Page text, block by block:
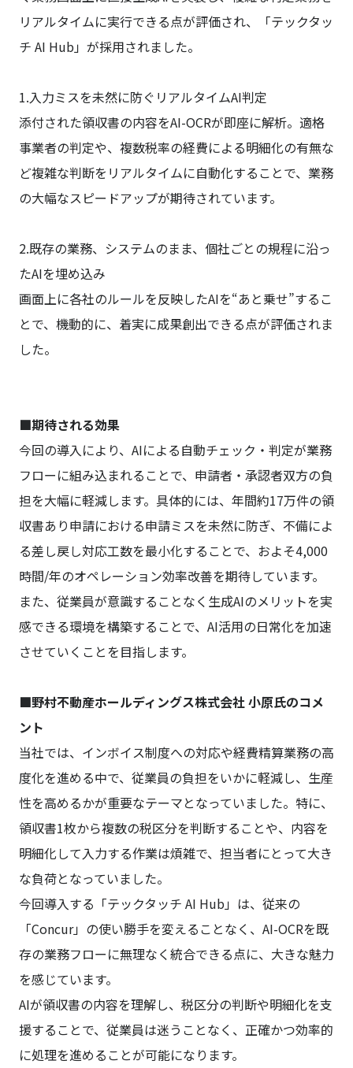
リアルタイムに実行できる点が評価され、「テックタッ
チ AI Hub」が採用されました。
1.入力ミスを未然に防ぐリアルタイムAI判定
添付された領収書の内容をAI-OCRが即座に解析。適格
事業者の判定や、複数税率の経費による明細化の有無な
ど複雑な判断をリアルタイムに自動化することで、業務
の大幅なスピードアップが期待されています。
2.既存の業務、システムのまま、個社ごとの規程に沿っ
たAIを埋め込み
画面上に各社のルールを反映したAIを“あと乗せ”するこ
とで、機動的に、着実に成果創出できる点が評価されま
した。
■期待される効果
今回の導入により、AIによる自動チェック・判定が業務
フローに組み込まれることで、申請者・承認者双方の負
担を大幅に軽減します。具体的には、年間約17万件の領
収書あり申請における申請ミスを未然に防ぎ、不備によ
る差し戻し対応工数を最小化することで、およそ4,000
時間/年のオペレーション効率改善を期待しています。
また、従業員が意識することなく生成AIのメリットを実
感できる環境を構築することで、AI活用の日常化を加速
させていくことを目指します。
■野村不動産ホールディングス株式会社 小原氏のコメ
ント
当社では、インボイス制度への対応や経費精算業務の高
度化を進める中で、従業員の負担をいかに軽減し、生産
性を高めるかが重要なテーマとなっていました。特に、
領収書1枚から複数の税区分を判断することや、内容を
明細化して入力する作業は煩雑で、担当者にとって大き
な負荷となっていました。
今回導入する「テックタッチ AI Hub」は、従来の
「Concur」の使い勝手を変えることなく、AI-OCRを既
存の業務フローに無理なく統合できる点に、大きな魅力
を感じています。
AIが領収書の内容を理解し、税区分の判断や明細化を支
援することで、従業員は迷うことなく、正確かつ効率的
に処理を進めることが可能になります。